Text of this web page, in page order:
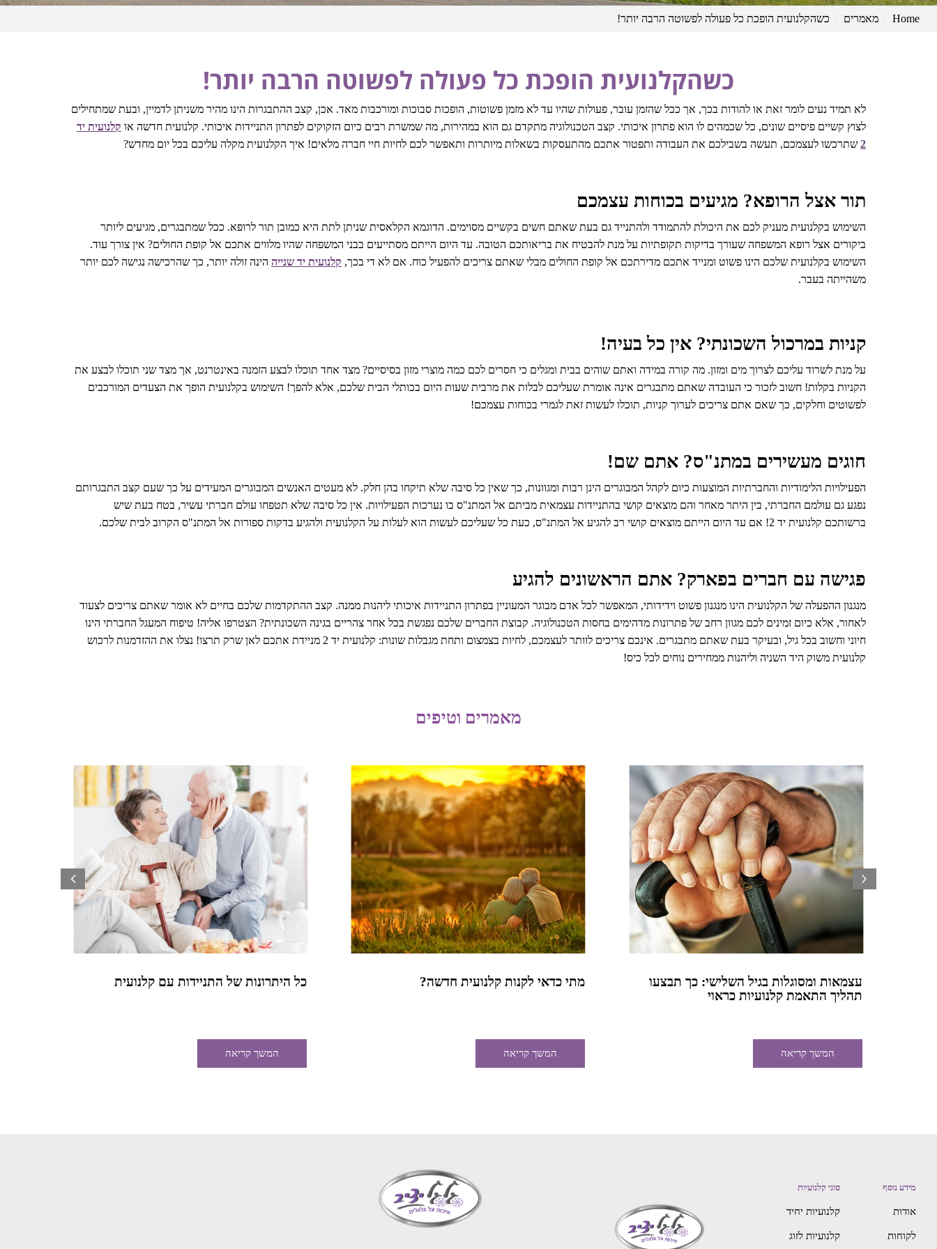
Home מאמרים כשהקלנועית הופכת כל פעולה לפשוטה הרבה יותר!
כשהקלנועית הופכת כל פעולה לפשוטה הרבה יותר!
לא תמיד נעים לומר זאת או להודות בכך, אך ככל שהזמן עובר, פעולות שהיו עד לא מזמן פשוטות, הופכות סבוכות ומורכבות מאד. אכן, קצב ההתבגרות הינו מהיר משניתן לדמיין, ובעת שמתחילים
לצוץ קשיים פיסיים שונים, כל שכמהים לו הוא פתרון איכותי. קצב הטכנולוגיה מתקדם גם הוא במהירות, מה שמשרת רבים כיום הזקוקים לפתרון התניידות איכותי. קלנועית חדשה או קלנועית יד
2 שתרכשו לעצמכם, תעשה בשבילכם את העבודה ותפטור אתכם מהתעסקות בשאלות מיותרות ותאפשר לכם לחיות חיי חברה מלאים! איך הקלנועית מקלה עליכם בכל יום מחדש?
תור אצל הרופא? מגיעים בכוחות עצמכם
השימוש בקלנועית מעניק לכם את היכולת להתמודד ולהתנייד גם בעת שאתם חשים בקשיים מסוימים. הדוגמא הקלאסית שניתן לתת היא כמובן תור לרופא. ככל שמתבגרים, מגיעים ליותר
ביקורים אצל רופא המשפחה שעורך בדיקות תקופתיות על מנת להבטיח את בריאותכם הטובה. עד היום הייתם מסתייעים בבני המשפחה שהיו מלווים אתכם אל קופת החולים? אין צורך עוד.
השימוש בקלנועית שלכם הינו פשוט ומנייד אתכם מדירתכם אל קופת החולים מבלי שאתם צריכים להפעיל כוח. אם לא די בכך, קלנועית יד שנייה הינה זולה יותר, כך שהרכישה נגישה לכם יותר
משהייתה בעבר.
קניות במרכול השכונתי? אין כל בעיה!
על מנת לשרוד עליכם לצרוך מים ומזון. מה קורה במידה ואתם שוהים בבית ומגלים כי חסרים לכם כמה מוצרי מזון בסיסיים? מצד אחד תוכלו לבצע הזמנה באינטרנט, אך מצד שני תוכלו לבצע את
הקניות בקלות! חשוב לזכור כי העובדה שאתם מתבגרים אינה אומרת שעליכם לבלות את מרבית שעות היום בכותלי הבית שלכם, אלא להפך! השימוש בקלנועית הופך את הצעדים המורכבים
לפשוטים וחלקים, כך שאם אתם צריכים לערוך קניות, תוכלו לעשות זאת לגמרי בכוחות עצמכם!
חוגים מעשירים במתנ"ס? אתם שם!
הפעילויות הלימודיות והחברתיות המוצעות כיום לקהל המבוגרים הינן רבות ומגוונות, כך שאין כל סיבה שלא תיקחו בהן חלק. לא מעטים האנשים המבוגרים המעידים על כך שעם קצב התבגרותם
נפגע גם עולמם החברתי, בין היתר מאחר והם מוצאים קושי בהתניידות עצמאית מביתם אל המתנ"ס בו נערכות הפעילויות. אין כל סיבה שלא תטפחו עולם חברתי עשיר, בטח בעת שיש
ברשותכם קלנועית יד 2! אם עד היום הייתם מוצאים קושי רב להגיע אל המתנ"ס, כעת כל שעליכם לעשות הוא לעלות על הקלנועית ולהגיע בדקות ספורות אל המתנ"ס הקרוב לבית שלכם.
פגישה עם חברים בפארק? אתם הראשונים להגיע
מנגנון ההפעלה של הקלנועית הינו מנגנון פשוט וידידותי, המאפשר לכל אדם מבוגר המעוניין בפתרון התניידות איכותי ליהנות ממנה. קצב ההתקדמות שלכם בחיים לא אומר שאתם צריכים לצעוד
לאחור, אלא כיום זמינים לכם מגוון רחב של פתרונות מדהימים בחסות הטכנולוגיה. קבוצת החברים שלכם נפגשת בכל אחר צהריים בגינה השכונתית? הצטרפו אליה! טיפוח המעגל החברתי הינו
חיוני וחשוב בכל גיל, ובעיקר בעת שאתם מתבגרים. אינכם צריכים לוותר לעצמכם, לחיות בצמצום ותחת מגבלות שונות: קלנועית יד 2 מניידת אתכם לאן שרק תרצו! נצלו את ההזדמנות לרכוש
קלנועית משוק היד השניה וליהנות ממחירים נוחים לכל כיס!
מאמרים וטיפים
עצמאות ומסוגלות בגיל השלישי: כך תבצעו
תהליך התאמת קלנועיות כראוי
המשך קריאה
מתי כדאי לקנות קלנועית חדשה?
המשך קריאה
כל היתרונות של התניידות עם קלנועית
המשך קריאה
prev next
מידע נוסף
אודות
לקוחות
סוגי קלנועיות
קלנועיות יחיד
קלנועיות לזוג